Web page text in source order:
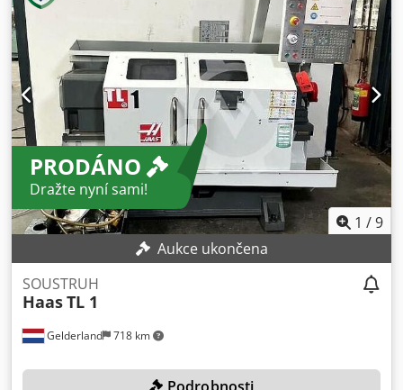
Výkon hlavního motoru ... 5,6 kW Rozměry stroje 1981 x
2108 x 1397 mm Hmotnost stroje ... cca 2000 kg
PRODÁNO
Dražte nyní sami!
1 /9
Aukce ukončena
Gelderland 718 km
SOUSTRUH
HaasTL 1
Podrobnosti